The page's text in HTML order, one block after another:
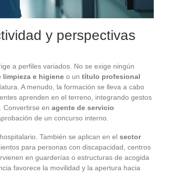
y perspectivas
a perfiles variados. No se exige ningún
limpieza e higiene o un título profesional
A menudo, la formación se lleva a cabo
aprenden en el terreno, integrando gestos
Convertirse en agente de servicio
de un concurso interno.
También se aplican en el sector
para personas con discapacidad, centros
en guarderías o estructuras de acogida
favorece la movilidad y la apertura hacia